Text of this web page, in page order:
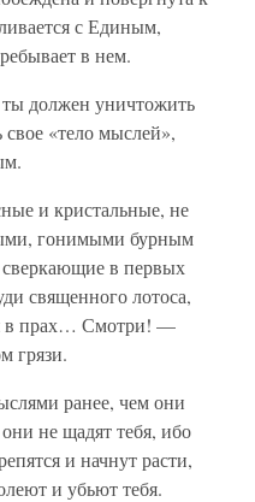
с Единым,
в нем.
должен уничтожить
«тело мыслей»,
и кристальные, не
гонимыми бурным
в первых
священного лотоса,
в прах… Смотри! —
грязи.
ранее, чем они
не щадят тебя, ибо
и начнут расти,
и убьют тебя.